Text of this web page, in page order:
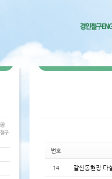
번호
14 갈산동현장 타
북5
치북5
치북5
치북5